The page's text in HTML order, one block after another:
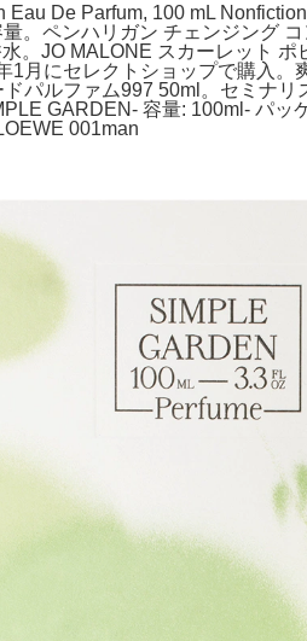
De Parfum, 100 mL
。ペンハリガン チェンジング
JO MALONE スカーレット ポ
月にセレクトショップで購入
パルファム997 50ml。セミナリ
GARDEN- 容量: 100ml- パッ
001man